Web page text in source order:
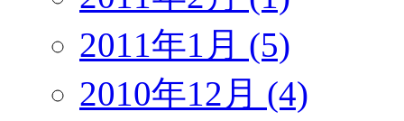
2011年1月 (5)
2010年12月 (4)